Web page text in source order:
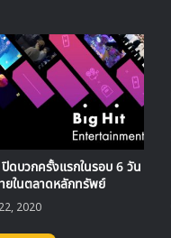
บวกครั้งแรกในรอบ 6 วัน
ยในตลาดหลักทรัพย์
2020